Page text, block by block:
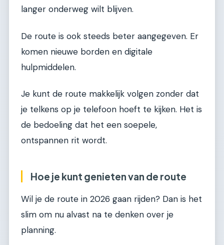
langer onderweg wilt blijven.
De route is ook steeds beter aangegeven. Er
komen nieuwe borden en digitale
hulpmiddelen.
Je kunt de route makkelijk volgen zonder dat
je telkens op je telefoon hoeft te kijken. Het is
de bedoeling dat het een soepele,
ontspannen rit wordt.
Hoe je kunt genieten van de route
Wil je de route in 2026 gaan rijden? Dan is het
slim om nu alvast na te denken over je
planning.